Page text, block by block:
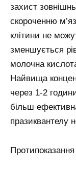
захист
скороченню
клітини не
зменшується
молочна
Найвища
через 1-2
більш
празиквантелу